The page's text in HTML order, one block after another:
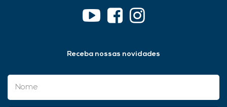
Receba nossas novidades